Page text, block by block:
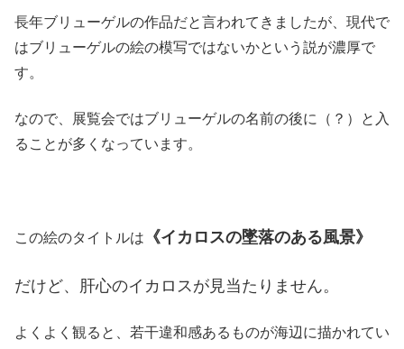
長年ブリューゲルの作品だと言われてきましたが、現代で
はブリューゲルの絵の模写ではないかという説が濃厚で
す。
なので、展覧会ではブリューゲルの名前の後に（？）と入
ることが多くなっています。
この絵のタイトルは 《イカロスの墜落のある風景》
だけど、肝心のイカロスが見当たりません。
よくよく観ると、若干違和感あるものが海辺に描かれてい